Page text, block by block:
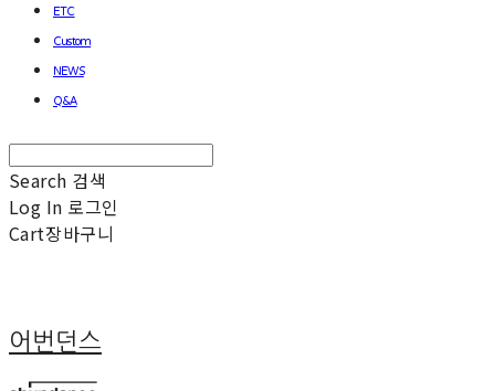
ETC
Custom
NEWS
Q&A
Search 검색
Log In 로그인
Cart장바구니
어번던스